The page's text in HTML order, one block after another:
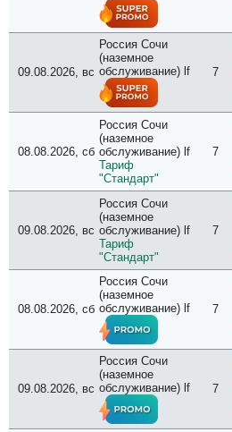
09.08.2026, вс
Россия Сочи
(наземное
обслуживание) lf
7
08.08.2026, сб
Россия Сочи
(наземное
обслуживание) lf
Тариф
"Стандарт"
7
09.08.2026, вс
Россия Сочи
(наземное
обслуживание) lf
Тариф
"Стандарт"
7
08.08.2026, сб
Россия Сочи
(наземное
обслуживание) lf
7
09.08.2026, вс
Россия Сочи
(наземное
обслуживание) lf
7